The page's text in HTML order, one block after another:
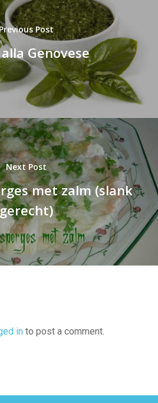
Post
Genovese
Next Post
met zalm (slank
gerecht)
in to post a comment.